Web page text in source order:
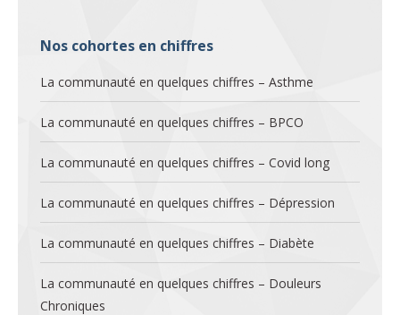
Nos cohortes en chiffres
La communauté en quelques chiffres – Asthme
La communauté en quelques chiffres – BPCO
La communauté en quelques chiffres – Covid long
La communauté en quelques chiffres – Dépression
La communauté en quelques chiffres – Diabète
La communauté en quelques chiffres – Douleurs
Chroniques